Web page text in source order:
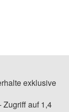
exklusive
Zugriff auf 1,4